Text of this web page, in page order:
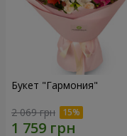
Букет "Гармония"
2 069 грн